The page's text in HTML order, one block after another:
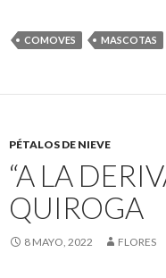
COMOVES MASCOTAS
PÉTALOS DE NIEVE
“A LA
QUIROGA
8 MAYO, 2022 FLORES